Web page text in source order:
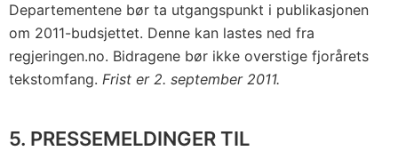
Departementene bør ta utgangspunkt i publikasjonen
om 2011-budsjettet. Denne kan lastes ned fra
regjeringen.no. Bidragene bør ikke overstige fjorårets
tekstomfang. Frist er 2. september 2011.
5. PRESSEMELDINGER TIL